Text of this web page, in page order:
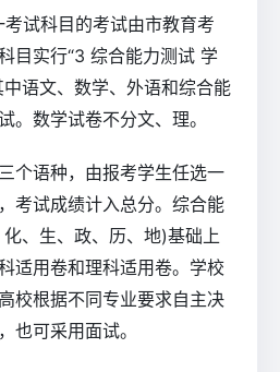
试科目的考试由市教育考
目实行“3 综合能力测试 学
语文、数学、外语和综合能
。数学试卷不分文、理。
个语种，由报考学生任选一
考试成绩计入总分。综合能
、生、政、历、地)基础上
适用卷和理科适用卷。学校
校根据不同专业要求自主决
也可采用面试。